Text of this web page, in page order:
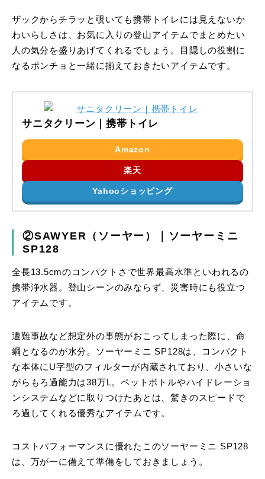
ザックからチラッと覗いても携帯トイレには見えないか
わいらしさは、お気に入りの登山アイテムでまとめたい
人の気分を盛りあげてくれるでしょう。目隠しの役割に
なるポンチョと一緒に揃えておきたいアイテムです。
サニタクリーン｜携帯トイレ
Amazon
楽天
Yahooショッピング
②SAWYER（ソーヤー）｜ソーヤーミニ
SP128
全長13.5cmのコンパクトさで世界最高水準といわれるの
携帯浄水器。登山シーンのみならず、災害時にも役立つ
アイテムです。
遭難事故など想定外の事態がおこってしまった際に、命
綱となるのが水分。ソーヤーミニ SP128は、コンパクト
な本体にU字型のフィルターが内蔵されており、小さいな
がらもろ過能力は38万L。ペットボトルやハイドレーショ
ンシステムなどに取りつけたあとは、驚きのスピードで
ろ過してくれる優秀なアイテムです。
コストパフォーマンスに優れたこのソーヤーミニ SP128
は、万が一に備えて準備をしておきましょう。